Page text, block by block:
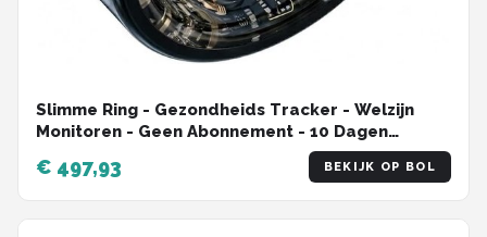
Slimme Ring - Gezondheids Tracker - Welzijn
Monitoren - Geen Abonnement - 10 Dagen
€ 497,93 BEKIJK OP BOL